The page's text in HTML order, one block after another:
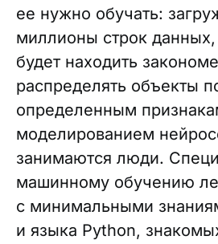
ее нужно обучать:
миллионы строк
будет находить
распределять объекты
определенным
моделированием
занимаются люди.
машинному обучению
с минимальными
и языка Python,